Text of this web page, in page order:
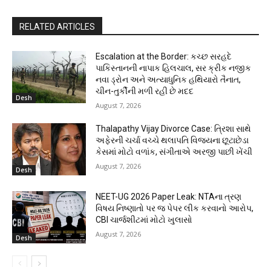
RELATED ARTICLES
Desh
Escalation at the Border: કચ્છ સરહદે
પાકિસ્તાનની નાપાક હિલચાલ, સર ક્રીક નજીક
નવા ડ્રોન અને અત્યાધુનિક હથિયારો તૈનાત,
ચીન-તુર્કીની મળી રહી છે મદદ
August 7, 2026
Desh
Thalapathy Vijay Divorce Case: ત્રિશા સાથે
અફેરની ચર્ચા વચ્ચે થલાપતિ વિજયના છૂટાછેડા
કેસમાં મોટો વળાંક, સંગીતાએ અરજી પાછી ખેંચી
August 7, 2026
Desh
NEET-UG 2026 Paper Leak: NTAના ત્રણ
વિષય નિષ્ણાતો પર જ પેપર લીક કરવાનો આરોપ,
CBI ચાર્જશીટમાં મોટો ખુલાસો
August 7, 2026